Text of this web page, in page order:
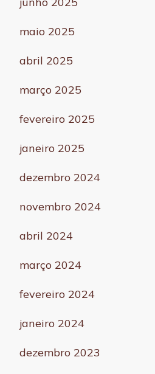
maio 2025
abril 2025
março 2025
fevereiro 2025
janeiro 2025
dezembro 2024
novembro 2024
abril 2024
março 2024
fevereiro 2024
janeiro 2024
dezembro 2023